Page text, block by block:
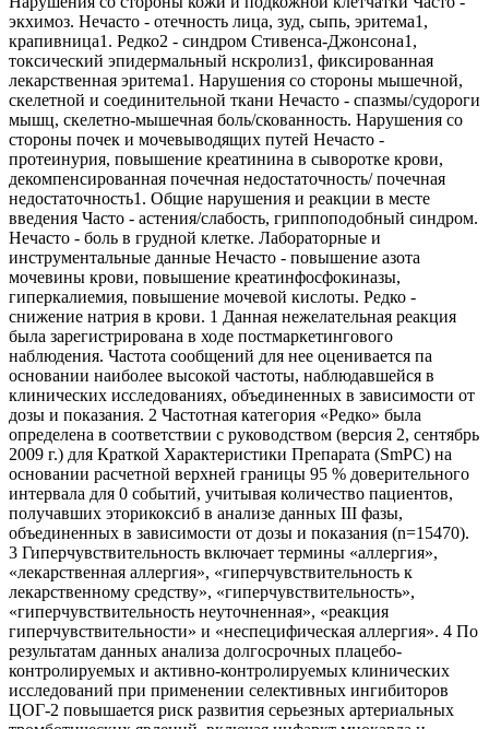
экхимоз. Нечасто - отечность лица, зуд, сыпь, эритема1,
крапивница1. Редко2 - синдром Стивенса-Джонсона1,
токсический эпидермальный нскролиз1, фиксированная
лекарственная эритема1. Нарушения со стороны мышечной,
скелетной и соединительной ткани Нечасто - спазмы/судороги
мышц, скелетно-мышечная боль/скованность. Нарушения со
стороны почек и мочевыводящих путей Нечасто -
протеинурия, повышение креатинина в сыворотке крови,
декомпенсированная почечная недостаточность/ почечная
недостаточность1. Общие нарушения и реакции в месте
введения Часто - астения/слабость, гриппоподобный синдром.
Нечасто - боль в грудной клетке. Лабораторные и
инструментальные данные Нечасто - повышение азота
мочевины крови, повышение креатинфосфокиназы,
гиперкалиемия, повышение мочевой кислоты. Редко -
снижение натрия в крови. 1 Данная нежелательная реакция
была зарегистрирована в ходе постмаркетингового
наблюдения. Частота сообщений для нее оценивается па
основании наиболее высокой частоты, наблюдавшейся в
клинических исследованиях, объединенных в зависимости от
дозы и показания. 2 Частотная категория «Редко» была
определена в соответствии с руководством (версия 2, сентябрь
2009 г.) для Краткой Характеристики Препарата (SmPC) на
основании расчетной верхней границы 95 % доверительного
интервала для 0 событий, учитывая количество пациентов,
получавших эторикоксиб в анализе данных III фазы,
объединенных в зависимости от дозы и показания (n=15470).
3 Гиперчувствительность включает термины «аллергия»,
«лекарственная аллергия», «гиперчувствительность к
лекарственному средству», «гиперчувствительность»,
«гиперчувствительность неуточненная», «реакция
гиперчувствительности» и «неспецифическая аллергия». 4 По
результатам данных анализа долгосрочных плацебо-
контролируемых и активно-контролируемых клинических
исследований при применении селективных ингибиторов
ЦОГ-2 повышается риск развития серьезных артериальных